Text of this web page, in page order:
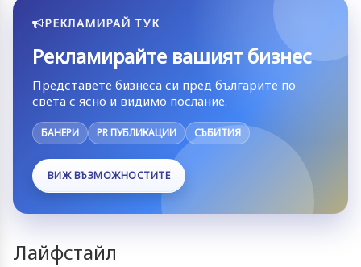
РЕКЛАМИРАЙ ТУК
Рекламирайте вашият бизнес
Представете бизнеса си пред българите по
света с ясно и видимо послание.
БАНЕРИ PR ПУБЛИКАЦИИ СЪБИТИЯ
ВИЖ ВЪЗМОЖНОСТИТЕ
Лайфстайл